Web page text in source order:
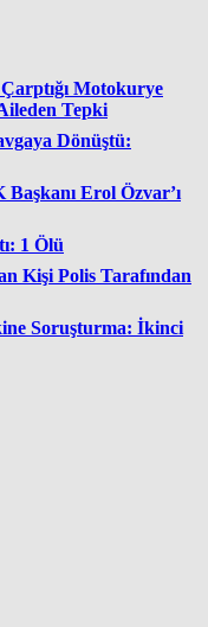
Motokurye
Tepki
Dönüştü:
Erol Özvar’ı
1 Ölü
Kişi Polis Tarafından
Soruşturma: İkinci